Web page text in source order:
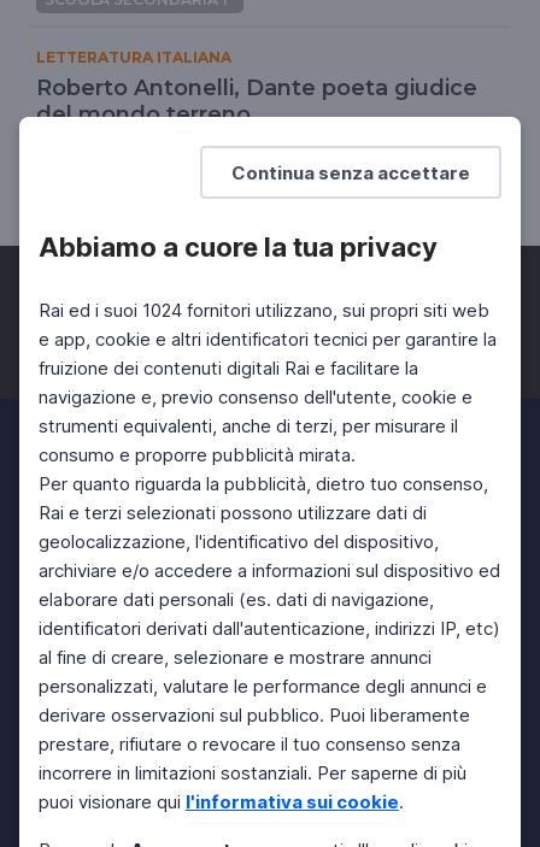
Continua senza accettare
Abbiamo a cuore la tua privacy
Rai ed i suoi 1024 fornitori utilizzano, sui propri siti web
e app, cookie e altri identificatori tecnici per garantire la
fruizione dei contenuti digitali Rai e facilitare la
navigazione e, previo consenso dell'utente, cookie e
strumenti equivalenti, anche di terzi, per misurare il
consumo e proporre pubblicità mirata.
Per quanto riguarda la pubblicità, dietro tuo consenso,
Rai e terzi selezionati possono utilizzare dati di
geolocalizzazione, l'identificativo del dispositivo,
archiviare e/o accedere a informazioni sul dispositivo ed
elaborare dati personali (es. dati di navigazione,
identificatori derivati dall'autenticazione, indirizzi IP, etc)
al fine di creare, selezionare e mostrare annunci
personalizzati, valutare le performance degli annunci e
derivare osservazioni sul pubblico. Puoi liberamente
prestare, rifiutare o revocare il tuo consenso senza
incorrere in limitazioni sostanziali. Per saperne di più
puoi visionare qui l'informativa sui cookie.
LETTERATURA ITALIANA
Roberto Antonelli, Dante poeta giudice
del mondo terreno
I parte - Conferenza del 1 marzo 2021
Facebook Twitter Instagram